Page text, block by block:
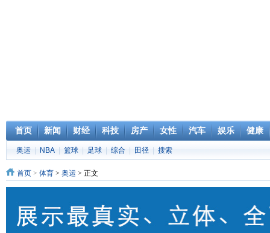
首页 新闻 财经 科技 房产 女性 汽车 娱乐 健康
奥运 NBA 篮球 足球 综合 田径 搜索
首页 > 体育 > 奥运 > 正文